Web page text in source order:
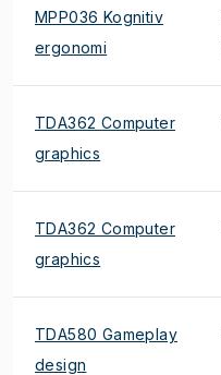
MPP036 Kognitiv
ergonomi
TDA362 Computer
graphics
TDA362 Computer
graphics
TDA580 Gameplay
design